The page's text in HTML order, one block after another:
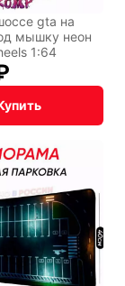
gta на
мышку неон
1:64